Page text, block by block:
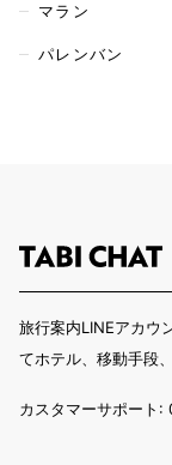
マラン
パレンバン
旅行案内LINEアカウ
てホテル、移動手段
カスタマーサポート